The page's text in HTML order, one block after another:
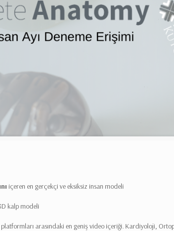
içeren en gerçekçi ve eksiksiz insan modeli
kalp modeli
arasındaki en geniş video içeriği. Kardiyoloji,